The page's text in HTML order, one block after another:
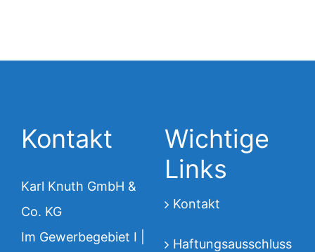
Kontakt
Karl Knuth GmbH &
Co. KG
Im Gewerbegebiet I |
Wichtige
Links
Kontakt
Haftungsausschluss